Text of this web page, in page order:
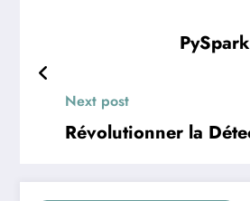
Next post
Révolutionner la